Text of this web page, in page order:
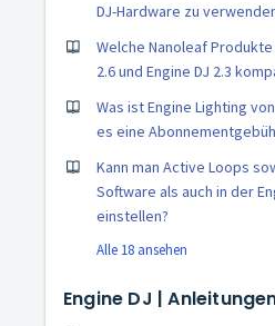
DJ-Hardware zu
Welche Nanoleaf
2.6 und Engine DJ 2.3
Was ist Engine Lighting
es eine
Kann man Active Loops
Software als auch in der
einstellen?
Alle 18 ansehen
Engine DJ |